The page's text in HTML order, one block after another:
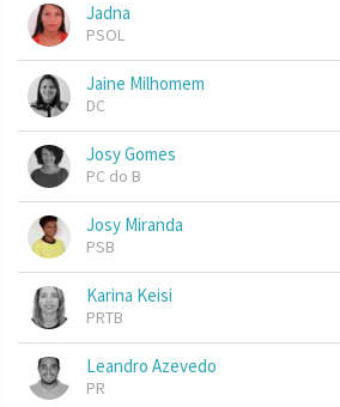
Jadna
PSOL
Jaine Milhomem
DC
Josy Gomes
PC do B
Josy Miranda
PSB
Karina Keisi
PRTB
Leandro Azevedo
PR